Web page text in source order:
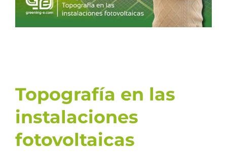
Topografía en las
instalaciones
fotovoltaicas